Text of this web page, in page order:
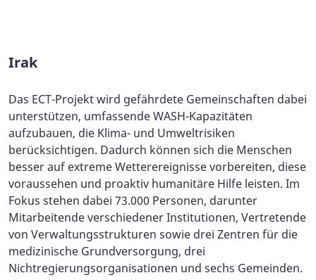
Irak
Das ECT-Projekt wird gefährdete Gemeinschaften dabei
unterstützen, umfassende WASH-Kapazitäten
aufzubauen, die Klima- und Umweltrisiken
berücksichtigen. Dadurch können sich die Menschen
besser auf extreme Wetterereignisse vorbereiten, diese
voraussehen und proaktiv humanitäre Hilfe leisten. Im
Fokus stehen dabei 73.000 Personen, darunter
Mitarbeitende verschiedener Institutionen, Vertretende
von Verwaltungsstrukturen sowie drei Zentren für die
medizinische Grundversorgung, drei
Nichtregierungsorganisationen und sechs Gemeinden.